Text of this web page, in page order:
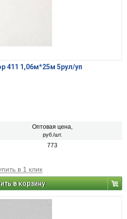
411 1,06м*25м 5рул/уп
Оптовая цена,
руб./шт.
773
в 1 клик
в корзину